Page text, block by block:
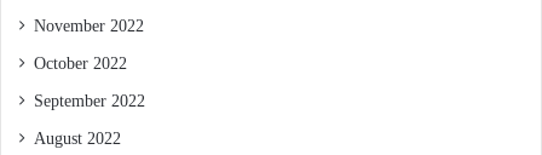
November 2022
October 2022
September 2022
August 2022